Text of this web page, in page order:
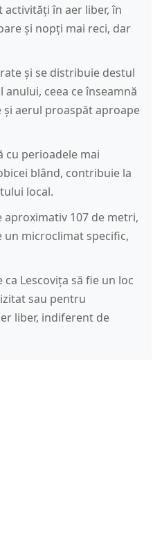
în aer liber, în
și nopți mai reci, dar
și se distribuie destul
ceea ce înseamnă
aerul proaspăt aproape
cu perioadele mai
blând, contribuie la
local.
107 de metri,
un microclimat specific,
Lescovița să fie un loc
sau pentru
liber, indiferent de